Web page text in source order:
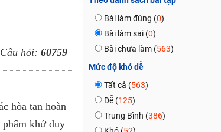
Câu hỏi: 60759
hòa tan hoàn
phẩm khử duy
Bài làm đúng (0)
Bài làm sai (0)
Bài chưa làm (563)
Mức độ khó dễ
Tất cả (563)
Dễ (125)
Trung Bình (386)